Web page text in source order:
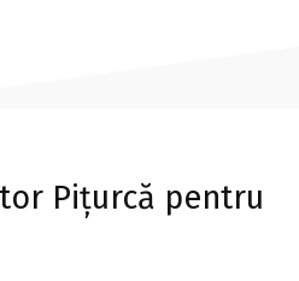
Pițurcă pentru